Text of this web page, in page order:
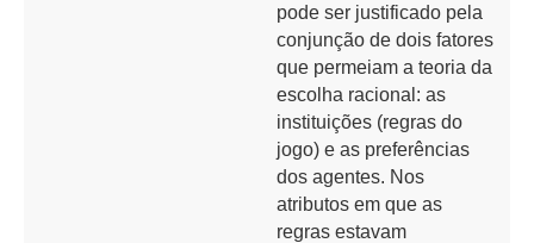
pode ser justificado pela
conjunção de dois fatores
que permeiam a teoria da
escolha racional: as
instituições (regras do
jogo) e as preferências
dos agentes. Nos
atributos em que as
regras estavam